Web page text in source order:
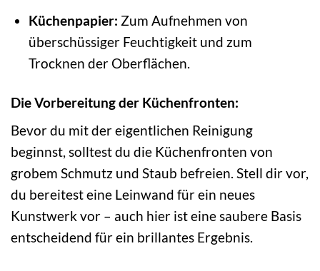
Küchenpapier: Zum Aufnehmen von
überschüssiger Feuchtigkeit und zum
Trocknen der Oberflächen.
Die Vorbereitung der Küchenfronten:
Bevor du mit der eigentlichen Reinigung
beginnst, solltest du die Küchenfronten von
grobem Schmutz und Staub befreien. Stell dir vor,
du bereitest eine Leinwand für ein neues
Kunstwerk vor – auch hier ist eine saubere Basis
entscheidend für ein brillantes Ergebnis.